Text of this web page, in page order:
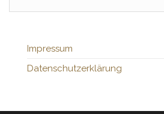
Impressum
Datenschutzerklärung